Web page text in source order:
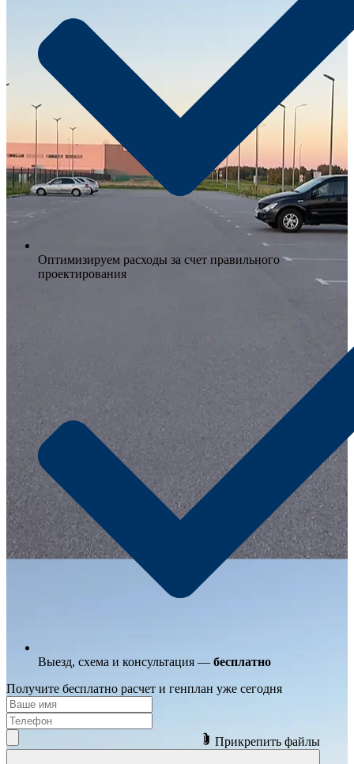
Оптимизируем расходы за счет правильного
проектирования
Выезд, схема и консультация — бесплатно
Получите бесплатно расчет и генплан уже сегодня
Прикрепить файлы